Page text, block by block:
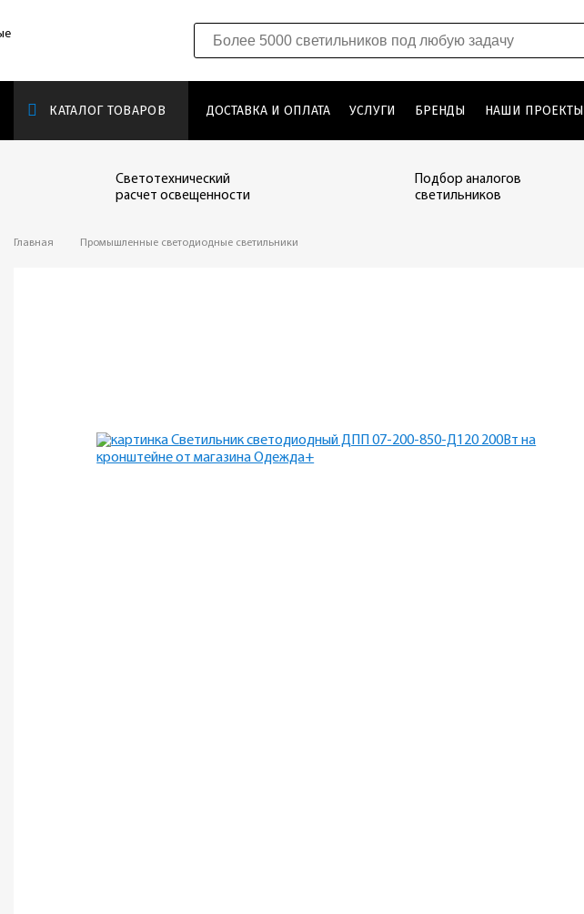
КАТАЛОГ ТОВАРОВ ДОСТАВКА И ОПЛАТА УСЛУГИ БРЕНДЫ НАШИ ПРОЕКТЫ
Светотехнический
расчет освещенности
Подбор аналогов
светильников
Главная Промышленные светодиодные светильники